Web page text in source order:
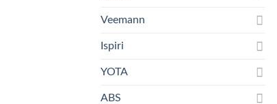
Veemann
Ispiri
YOTA
ABS